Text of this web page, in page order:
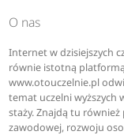
O nas
Internet w dzisiejszych
równie istotną
www.otouczelnie.pl
temat uczelni wyższych
staży. Znajdą tu
zawodowej, rozwoju